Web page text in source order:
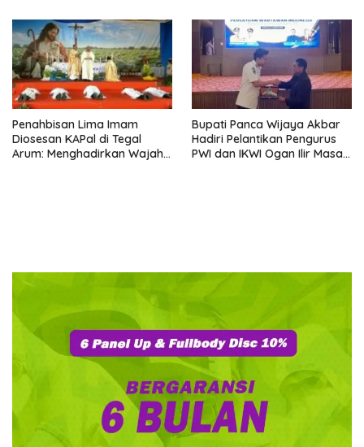
Penahbisan Lima Imam
Diosesan KAPal di Tegal
Arum: Menghadirkan Wajah
Bupati Panca Wijaya Akbar
Hadiri Pelantikan Pengurus
PWI dan IKWI Ogan Ilir Masa